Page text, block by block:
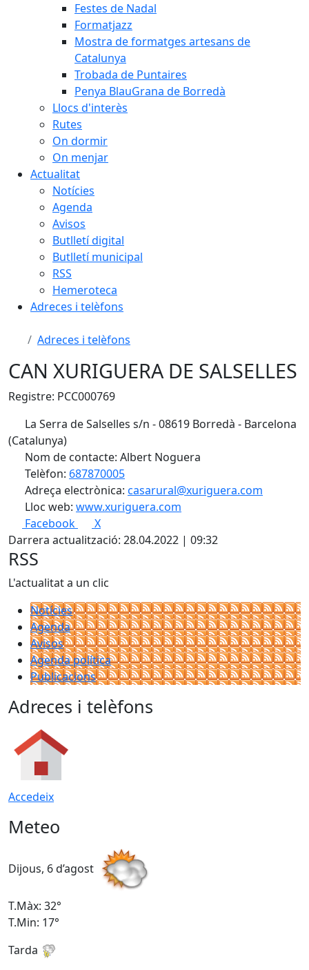
Festes de Nadal
Formatjazz
Mostra de formatges artesans de
Catalunya
Trobada de Puntaires
Penya BlauGrana de Borredà
Llocs d'interès
Rutes
On dormir
On menjar
Actualitat
Notícies
Agenda
Avisos
Butlletí digital
Butlletí municipal
RSS
Hemeroteca
Adreces i telèfons
Adreces i telèfons
CAN XURIGUERA DE SALSELLES
Registre: PCC000769
La Serra de Salselles s/n - 08619 Borredà - Barcelona
(Catalunya)
Nom de contacte: Albert Noguera
Telèfon: 687870005
Adreça electrònica: casarural@xuriguera.com
Lloc web: www.xuriguera.com
Facebook
X
Darrera actualització: 28.04.2022 | 09:32
RSS
L'actualitat a un clic
Notícies
Agenda
Avisos
Agenda política
Publicacions
Adreces i telèfons
Accedeix
Meteo
Dijous, 6 d’agost
T.Màx: 32°
T.Min: 17°
Tarda